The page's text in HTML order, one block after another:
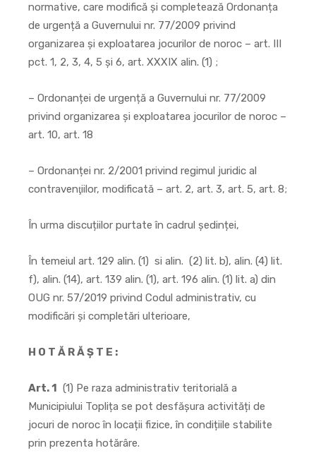
normative, care modifică și completează Ordonanța
de urgență a Guvernului nr. 77/2009 privind
organizarea și exploatarea jocurilor de noroc – art. III
pct. 1, 2, 3, 4, 5 și 6, art. XXXIX alin. (1) ;
– Ordonanței de urgență a Guvernului nr. 77/2009
privind organizarea și exploatarea jocurilor de noroc –
art. 10, art. 18
– Ordonanței nr. 2/2001 privind regimul juridic al
contravenţiilor, modificată – art. 2, art. 3, art. 5, art. 8;
În urma discuțiilor purtate în cadrul ședinței,
În temeiul art. 129 alin. (1) si alin. (2) lit. b), alin. (4) lit.
f), alin. (14), art. 139 alin. (1), art. 196 alin. (1) lit. a) din
OUG nr. 57/2019 privind Codul administrativ, cu
modificări și completări ulterioare,
H O T Ă R Ă Ş T E :
Art. 1 (1) Pe raza administrativ teritorială a
Municipiului Toplița se pot desfășura activități de
jocuri de noroc în locații fizice, în condițiile stabilite
prin prezenta hotărâre.